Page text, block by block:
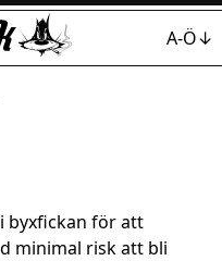
A-Ö↓
byxfickan för att
minimal risk att bli